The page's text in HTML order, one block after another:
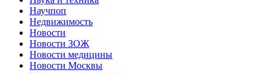
Научпоп
Недвижимость
Новости
Новости ЗОЖ
Новости медицины
Новости Москвы